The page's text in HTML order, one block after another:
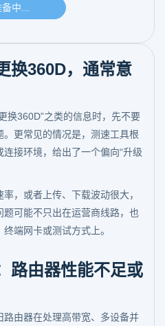
换360D，通常意
换360D”之类的信息时，先不要
更常见的情况是，测速工具根
接环境，给出了一个偏向“升级
，或者上传、下载波动很大，
可能不只出在运营商线路，也
端网卡或测试方式上。
路由器性能不足或
由器在处理高带宽、多设备并